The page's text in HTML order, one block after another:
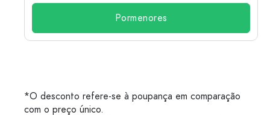
Pormenores
*O desconto refere-se à poupança em comparação
com o preço único.